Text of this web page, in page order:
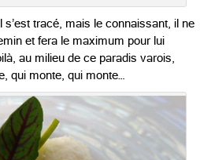
s’est tracé, mais le connaissant, il ne
et fera le maximum pour lui
au milieu de ce paradis varois,
qui monte, qui monte…